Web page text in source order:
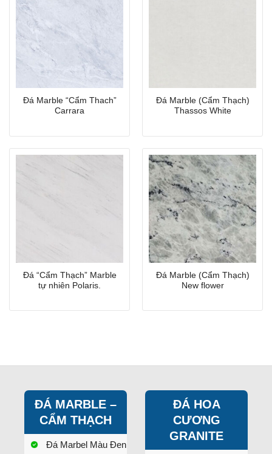
Đá Marble “Cẩm Thach”
Carrara
Đá Marble (Cẩm Thạch)
Thassos White
Đá “Cẩm Thạch” Marble
tự nhiên Polaris.
Đá Marble (Cẩm Thạch)
New flower
ĐÁ MARBLE –
CẨM THẠCH
Đá Marbel Màu Đen
ĐÁ HOA
CƯƠNG
GRANITE